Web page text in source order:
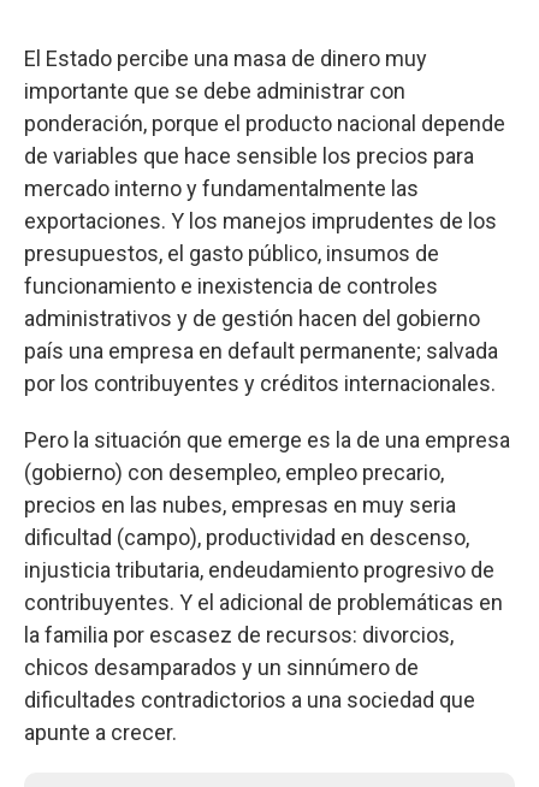
El Estado percibe una masa de dinero muy
importante que se debe administrar con
ponderación, porque el producto nacional depende
de variables que hace sensible los precios para
mercado interno y fundamentalmente las
exportaciones. Y los manejos imprudentes de los
presupuestos, el gasto público, insumos de
funcionamiento e inexistencia de controles
administrativos y de gestión hacen del gobierno
país una empresa en default permanente; salvada
por los contribuyentes y créditos internacionales.
Pero la situación que emerge es la de una empresa
(gobierno) con desempleo, empleo precario,
precios en las nubes, empresas en muy seria
dificultad (campo), productividad en descenso,
injusticia tributaria, endeudamiento progresivo de
contribuyentes. Y el adicional de problemáticas en
la familia por escasez de recursos: divorcios,
chicos desamparados y un sinnúmero de
dificultades contradictorios a una sociedad que
apunte a crecer.